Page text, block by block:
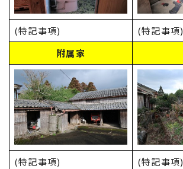
(特記事項)
(特記事項)
附属家
(特記事項) (特記事項)